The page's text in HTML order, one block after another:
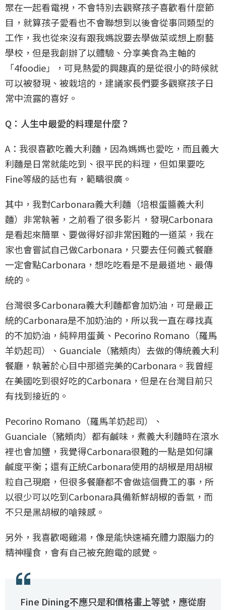
聚在一起看電視，不會特別去觀察孩子喜歡看什麼節
目，就算孩子愛看也不會聯想到以後會從事同類型的
工作，我也從來沒有跟我媽說要去學做菜或想上廚藝
學校，但是我創辦了以體驗、分享美食為主軸的
「4foodie」，可見熱愛的興趣真的是從很小的時候就
可以被發現、被栽培的，建議家長們要多觀察孩子日
常中流露的喜好。
Q：人生中最愛的料理是什麼？
A：我很喜歡吃義大利麵，因為媽媽也愛吃，而且義大
利麵是日常就能吃到、很平民的料理，但如果要吃
Fine等級的話也有，範疇很廣。
其中，我對Carbonara義大利麵（培根蛋醬義大利
麵）非常執著，之前看了很多影片，發現Carbonara
是看起來簡單、要做得好卻非常困難的一道菜，我在
家也會嘗試自己做Carbonara，只要去任何義式餐廳
一定會點Carbonara，想吃吃看是不是最道地、最傳
統的。
台灣很多Carbonara義大利麵都會加奶油，可是最正
統的Carbonara是不加奶油的，所以我一直在尋找真
的不加奶油，純粹用蛋黃、Pecorino Romano（羅馬
羊奶起司）、Guanciale（豬頰肉）去做的傳統義大利
餐廳，執著於心目中那道完美的Carbonara。我曾經
在美國吃到很好吃的Carbonara，但是在台灣目前只
有找到接近的。
Pecorino Romano（羅馬羊奶起司）、
Guanciale（豬頰肉）都有鹹味，煮義大利麵時在滾水
裡也會加鹽，我覺得Carbonara很難的一點是如何讓
鹹度平衡；還有正統Carbonara使用的胡椒是用胡椒
粒自己現磨，但很多餐廳都不會做這個費工的事，所
以很少可以吃到Carbonara具備新鮮胡椒的香氣，而
不只是黑胡椒的嗆辣感。
另外，我喜歡喝雞湯，像是能快速補充體力跟腦力的
精神糧食，會有自己被充飽電的感覺。
Fine Dining不應只是和價格畫上等號，應從廚